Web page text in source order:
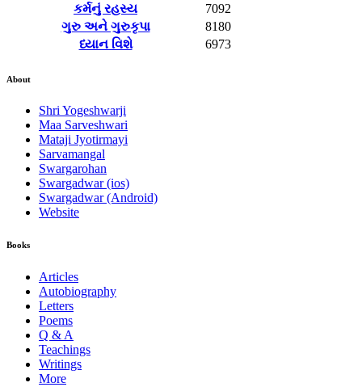
કર્મનું રહસ્ય
7092
ગુરુ અને ગુરુકૃપા
8180
ધ્યાન વિશે
6973
About
Shri Yogeshwarji
Maa Sarveshwari
Mataji Jyotirmayi
Sarvamangal
Swargarohan
Swargadwar (ios)
Swargadwar (Android)
Website
Books
Articles
Autobiography
Letters
Poems
Q & A
Teachings
Writings
More